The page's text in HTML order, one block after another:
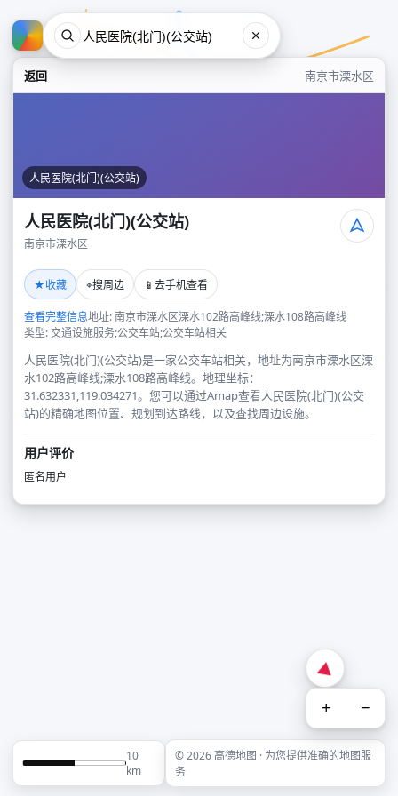
返回 南京市溧水区
人民医院(北门)(公交站)
人民医院(北门)(公交站)
南京市溧水区
★收藏 ⌖搜周边 📱 去手机查看
查看完整信息地址: 南京市溧水区溧水102路高峰线;溧水108路高峰线
类型: 交通设施服务;公交车站;公交车站相关
人民医院(北门)(公交站)是一家公交车站相关，地址为南京市溧水区溧
水102路高峰线;溧水108路高峰线。地理坐标：
31.632331,119.034271。您可以通过Amap查看人民医院(北门)(公交
站)的精确地图位置、规划到达路线，以及查找周边设施。
用户评价
匿名用户
+ −
10
km
© 2026 高德地图 · 为您提供准确的地图服
务